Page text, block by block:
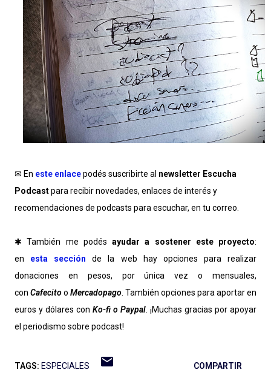
✉ En este enlacepodés suscribirte al newsletter Escucha
Podcastpara recibir novedades, enlaces de interés y
recomendaciones de podcasts para escuchar, en tu correo.
✱ También me podés ayudar a sostener este proyecto:
en esta sección de la web hay opciones para realizar
donaciones en pesos, por única vez o mensuales,
con Cafecitoo Mercadopago . También opciones para aportar en
euros y dólares con Ko-fi o Paypal . ¡Muchas gracias por apoyar
el periodismo sobre podcast!
TAGS: ESPECIALES COMPARTIR